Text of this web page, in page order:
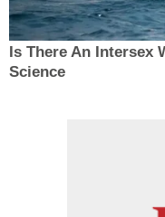
Is There An Intersex
Science